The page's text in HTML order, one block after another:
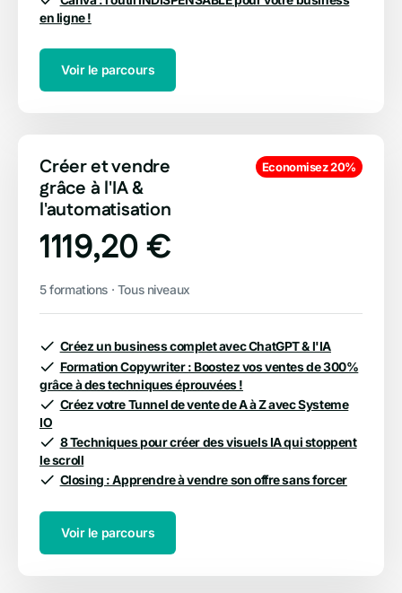
en ligne !
Voir le parcours
Economisez 20%
Créer et vendre
grâce à l'IA &
l'automatisation
1119,20 €
5 formations · Tous niveaux
Créez un business complet avec ChatGPT & l'IA
Formation Copywriter : Boostez vos ventes de 300%
grâce à des techniques éprouvées !
Créez votre Tunnel de vente de A à Z avec Systeme
IO
8 Techniques pour créer des visuels IA qui stoppent
le scroll
Closing : Apprendre à vendre son offre sans forcer
Voir le parcours